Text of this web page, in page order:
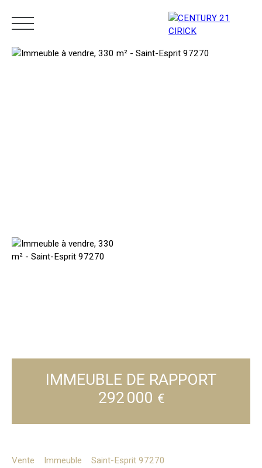
IMMEUBLE DE RAPPORT
292 000 €
Vente Immeuble
Saint-Esprit 97270